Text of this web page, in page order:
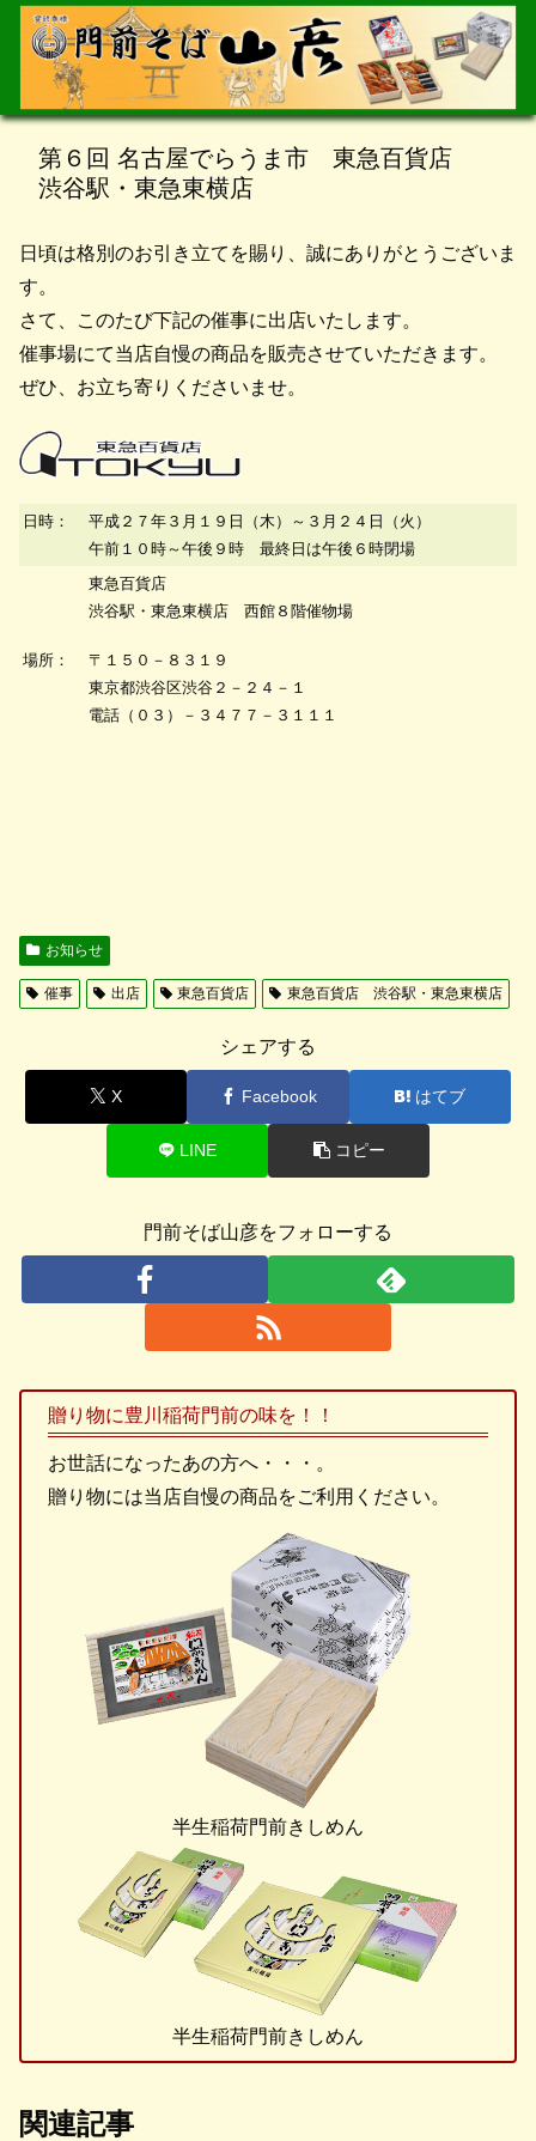
第６回 名古屋でらうま市 東急百貨店
渋谷駅・東急東横店
日頃は格別のお引き立てを賜り、誠にありがとうございま
す。
さて、このたび下記の催事に出店いたします。
催事場にて当店自慢の商品を販売させていただきます。
ぜひ、お立ち寄りくださいませ。
日時：
平成２７年３月１９日（木）～３月２４日（火）
午前１０時～午後９時 最終日は午後６時閉場
場所：
東急百貨店
渋谷駅・東急東横店 西館８階催物場
〒１５０－８３１９
東京都渋谷区渋谷２－２４－１
電話（０３）－３４７７－３１１１
お知らせ
催事 出店 東急百貨店 東急百貨店 渋谷駅・東急東横店
シェアする
X Facebook はてブ
LINE コピー
門前そば山彦をフォローする
贈り物に豊川稲荷門前の味を！！
お世話になったあの方へ・・・。
贈り物には当店自慢の商品をご利用ください。
半生稲荷門前きしめん
半生稲荷門前きしめん
関連記事